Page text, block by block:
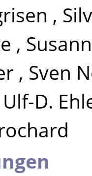
,
,
, Sven
Ulf-D.